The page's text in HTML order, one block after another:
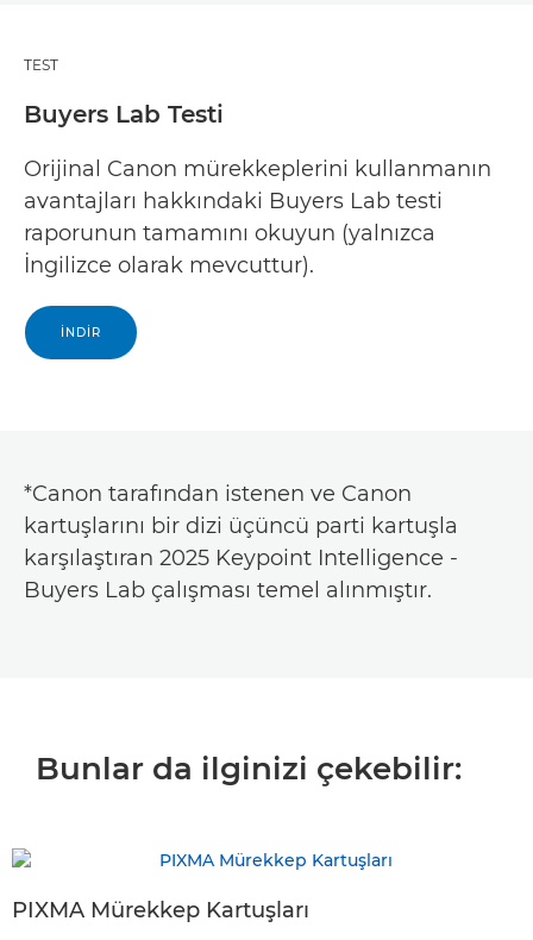
TEST
Buyers Lab Testi
Orijinal Canon mürekkeplerini kullanmanın
avantajları hakkındaki Buyers Lab testi
raporunun tamamını okuyun (yalnızca
İngilizce olarak mevcuttur).
İNDİR
*Canon tarafından istenen ve Canon
kartuşlarını bir dizi üçüncü parti kartuşla
karşılaştıran 2025 Keypoint Intelligence -
Buyers Lab çalışması temel alınmıştır.
Bunlar da ilginizi çekebilir:
PIXMA Mürekkep Kartuşları